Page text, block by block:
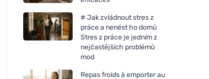
# Jak zvládnout stres z
práce a nenést ho domů
Stres z práce je jedním z
nejčastějších problémů
mod
Repas froids à emporter au